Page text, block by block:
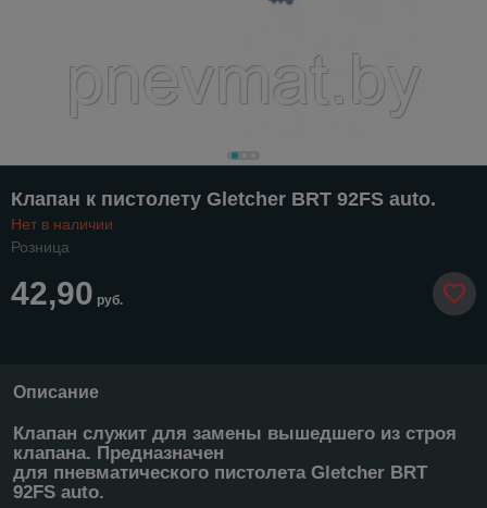
Клапан к пистолету Gletcher BRT 92FS auto.
Нет в наличии
Розница
42,90 руб.
Описание
Клапан служит для замены вышедшего из строя
клапана. Предназначен
для пневматического пистолета Gletcher BRT
92FS auto.